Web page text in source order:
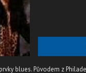
blues. Původem z